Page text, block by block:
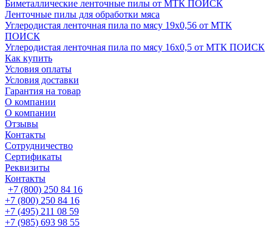
Биметаллические ленточные пилы от МТК ПОИСК
Ленточные пилы для обработки мяса
Углеродистая ленточная пила по мясу 19х0,56 от МТК
ПОИСК
Углеродистая ленточная пила по мясу 16х0,5 от МТК ПОИСК
Как купить
Условия оплаты
Условия доставки
Гарантия на товар
О компании
О компании
Отзывы
Контакты
Сотрудничество
Сертификаты
Реквизиты
Контакты
+7 (800) 250 84 16
+7 (800) 250 84 16
+7 (495) 211 08 59
+7 (985) 693 98 55